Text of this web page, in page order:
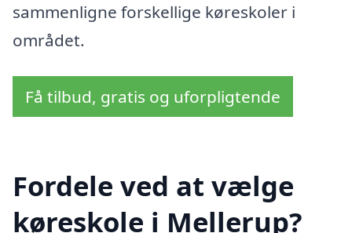
sammenligne forskellige køreskoler i
området.
Få tilbud, gratis og uforpligtende
Fordele ved at vælge
køreskole i Mellerup?